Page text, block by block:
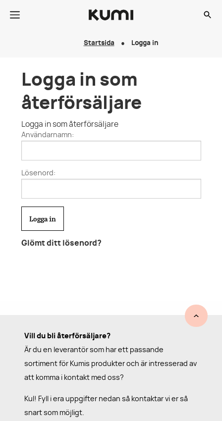
Startsida Logga in
Logga in som
återförsäljare
Logga in som återförsäljare
Användarnamn:
Lösenord:
Glömt ditt lösenord?
Vill du bli återförsäljare?
Är du en leverantör som har ett passande
sortiment för Kumis produkter och är intresserad av
att komma i kontakt med oss?
Kul! Fyll i era uppgifter nedan så kontaktar vi er så
snart som möjligt.